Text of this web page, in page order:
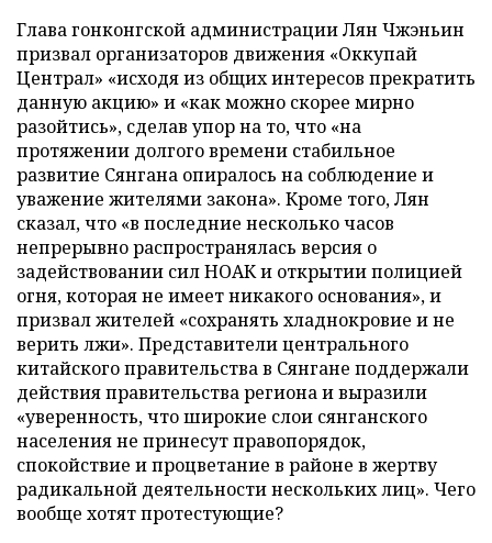
Глава гонконгской администрации Лян Чжэньин
призвал организаторов движения «Оккупай
Централ» «исходя из общих интересов прекратить
данную акцию» и «как можно скорее мирно
разойтись», сделав упор на то, что «на
протяжении долгого времени стабильное
развитие Сянгана опиралось на соблюдение и
уважение жителями закона». Кроме того, Лян
сказал, что «в последние несколько часов
непрерывно распространялась версия о
задействовании сил НОАК и открытии полицией
огня, которая не имеет никакого основания», и
призвал жителей «сохранять хладнокровие и не
верить лжи». Представители центрального
китайского правительства в Сянгане поддержали
действия правительства региона и выразили
«уверенность, что широкие слои сянганского
населения не принесут правопорядок,
спокойствие и процветание в районе в жертву
радикальной деятельности нескольких лиц». Чего
вообще хотят протестующие?